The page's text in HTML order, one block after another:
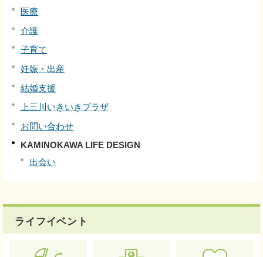
医療
介護
子育て
妊娠・出産
結婚支援
上三川いきいきプラザ
お問い合わせ
KAMINOKAWA LIFE DESIGN
出会い
ライフイベント